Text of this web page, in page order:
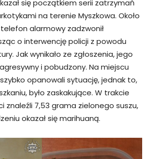
się początkiem serii zatrzymań
na terenie Myszkowa. Około
telefon alarmowy zadzwonił
o interwencję policji z powodu
Jak wynikało ze zgłoszenia, jego
i pobudzony. Na miejscu
opanowali sytuację, jednak to,
było zaskakujące. W trakcie
znaleźli 7,53 grama zielonego suszu,
okazał się marihuaną.